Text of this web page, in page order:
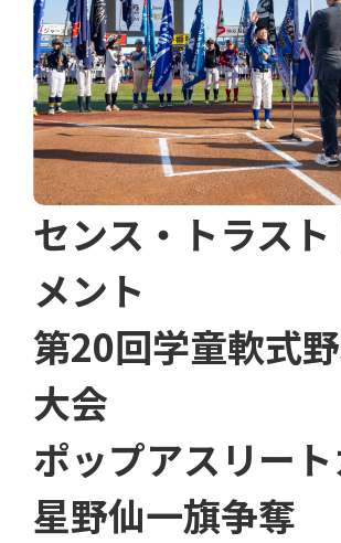
センス・トラス
メント
第20回学童軟式
大会
ポップアスリー
星野仙一旗争奪